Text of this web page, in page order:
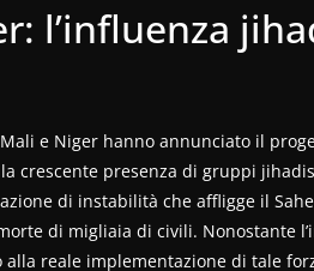
l’influenza
e Niger hanno annunciato il
crescente presenza di gruppi
di instabilità che affligge il
di migliaia di civili. Nonostante
reale implementazione di tale